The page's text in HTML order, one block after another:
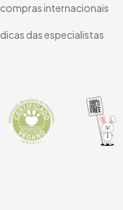
compras internacionais
dicas das especialistas